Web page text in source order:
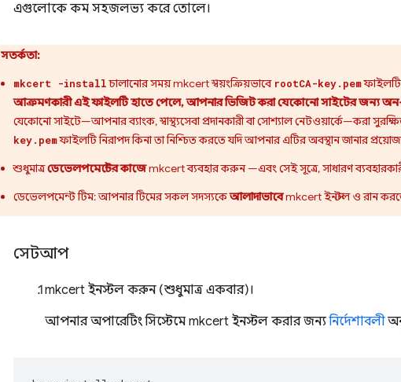
এগুলোকে কম সহজলভ্য করে তোলে।
সতর্কতা:
mkcert -installচালানোর সময় mkcert স্বয়ংক্রিয়ভাবে rootCA-key.pemফাইলটি
আক্রমণকারী এই ফাইলটি হাতে পেলে, আপনার ভিজিট করা যেকোনো সাইটের জন্য অন-
যেকোনো সাইটে—আপনার ব্যাংক, স্বাস্থ্যসেবা প্রদানকারী বা সোশ্যাল নেটওয়ার্কে—করা
key.pemফাইলটি নিরাপদ কিনা তা নিশ্চিত করতে যদি আপনার এটির অবস্থান জানার
শুধুমাত্রডেভেলপমেন্টের কাজেmkcert ব্যবহার করুন —এবং সেই সূত্রে, সাধারণ
ডেভেলপমেন্ট টিম: আপনার টিমের সকল সদস্যকেআলাদাভাবেmkcert ইনস্টল ও রান
সেটআপ
mkcert ইনস্টল করুন (শুধুমাত্র একবার)।
আপনার অপারেটিং সিস্টেমে mkcert ইনস্টল করার জন্যনির্দেশাবলী